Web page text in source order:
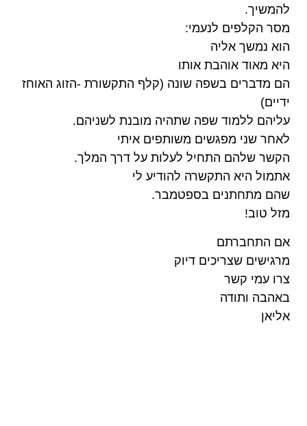
להמשיך.
מסר הקלפים לנעמי:
הוא נמשך אליה
היא מאוד אוהבת אותו
הם מדברים בשפה שונה (קלף התקשורת -הזוג האוחז
ידיים)
עליהם ללמוד שפה שתהיה מובנת לשניהם.
לאחר שני מפגשים משותפים איתי
הקשר שלהם התחיל לעלות על דרך המלך.
אתמול היא התקשרה להודיע לי
שהם מתחתנים בספטמבר.
מזל טוב!
אם התחברתם
מרגישים שצריכים דיוק
צרו עמי קשר
באהבה ותודה
אליאן